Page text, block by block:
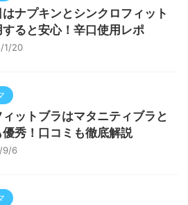
はナプキンとシンクロフィット
すると安心！辛口使用レポ
1/20
ィットブラはマタニティブラと
優秀！口コミも徹底解説
9/6